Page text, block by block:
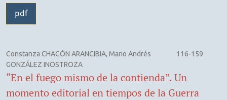
pdf
Constanza CHACÓN ARANCIBIA, Mario Andrés
GONZÁLEZ INOSTROZA
116-159
“En el fuego mismo de la contienda”. Un
momento editorial en tiempos de la Guerra